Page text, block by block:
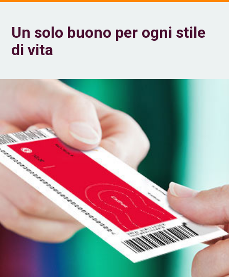
Un solo buono per ogni stile
di vita